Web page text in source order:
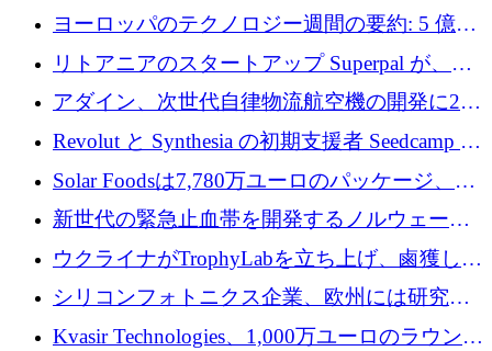
Instrumentsが3億8,000万ドルを調達
ヨーロッパのテクノロジー週間の要約: 5 億
8,500 万ユーロを超える 60 以上のテクノロジ
ー資金調達取引
リトアニアのスタートアップ Superpal が、
Slack 内に構築された AI コワーカー プラット
フォームのために 50 万ユーロを調達
アダイン、次世代自律物流航空機の開発に250
万ユーロを確保
Revolut と Synthesia の初期支援者 Seedcamp が
3 億 2,000 万ドルを調達、米国に投資
Solar Foodsは7,780万ユーロのパッケージ、5
億ユーロの防衛および二重用途成長基金EDM
を開始、ヨーロッパのシリコンフォトニクス
に警告
新世代の緊急止血帯を開発するノルウェーの
スタートアップ企業を紹介する
ウクライナがTrophyLabを立ち上げ、鹵獲した
ロシア兵器を戦場の研究開発プラットフォー
ムに変える
シリコンフォトニクス企業、欧州には研究を
商業的に成功させるためのインフラが不足し
Kvasir Technologies、1,000万ユーロのラウンド